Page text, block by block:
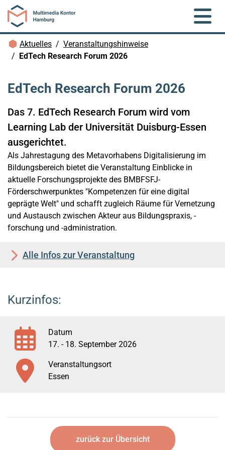
Zum Hauptinhalt springen
Brotkrümelnavigation
Aktuelles
Veranstaltungshinweise
EdTech Research Forum 2026
EdTech Research Forum 2026
Das 7. EdTech Research Forum wird vom
Learning Lab der Universität Duisburg-Essen
ausgerichtet.
Als Jahrestagung des Metavorhabens Digitalisierung im
Bildungsbereich bietet die Veranstaltung Einblicke in
aktuelle Forschungsprojekte des BMBFSFJ-
Förderschwerpunktes "Kompetenzen für eine digital
geprägte Welt" und schafft zugleich Räume für Vernetzung
und Austausch zwischen Akteur aus Bildungspraxis, -
forschung und -administration.
Alle Infos zur Veranstaltung
Kurzinfos:
Datum
17. - 18. September 2026
Veranstaltungsort
Essen
zurück zur Übersicht